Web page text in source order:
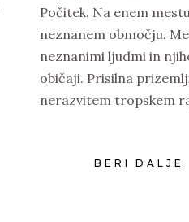
Počitek. Na enem
neznanem območju.
neznanimi ljudmi in
običaji. Prisilna
nerazvitem tropskem
BERI DALJE